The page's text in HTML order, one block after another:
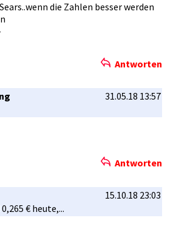
die Zahlen besser werden
Antworten
31.05.18 13:57
Antworten
15.10.18 23:03
€ heute,...